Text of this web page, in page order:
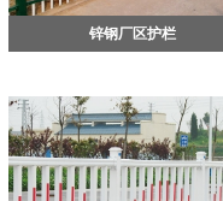
锌钢厂区护栏